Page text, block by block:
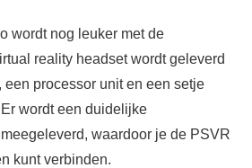
wordt nog leuker met de
reality headset wordt geleverd
een processor unit en een setje
wordt een duidelijke
waardoor je de PSVR
kunt verbinden.